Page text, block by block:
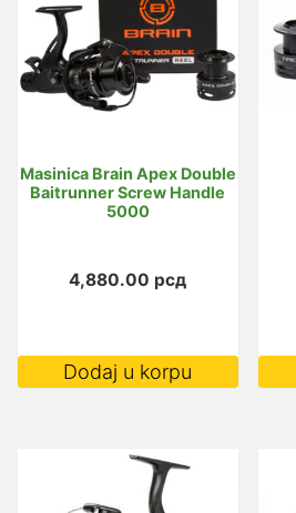
Masinica Brain Apex Double
Baitrunner Screw Handle
5000
4,880.00 рсд
Dodaj u korpu